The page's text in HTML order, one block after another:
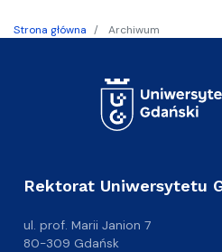
Strona główna Archiwum
Rektorat Uniwersytetu
ul. prof. Marii Janion 7
80-309 Gdańsk